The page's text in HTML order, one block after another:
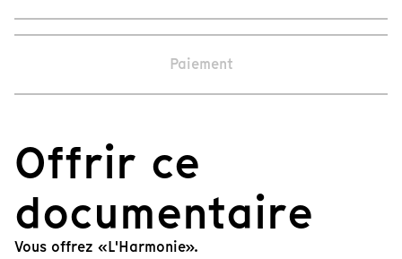
Paiement
Offrir ce
documentaire
Vous offrez «L'Harmonie».